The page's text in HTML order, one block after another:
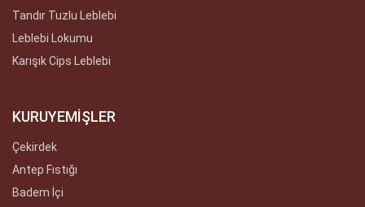
Tandır Tuzlu Leblebi
Leblebi Lokumu
Karışık Cips Leblebi
KURUYEMİŞLER
Çekirdek
Antep Fıstığı
Badem İçi